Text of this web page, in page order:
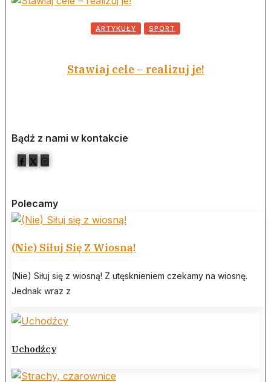
ARTYKUŁY SPORT
Stawiaj cele – realizuj je!
Bądź z nami w kontakcie
Polecamy
(Nie) Siłuj Się Z Wiosną!
(Nie) Siłuj się z wiosną! Z utęsknieniem czekamy na wiosnę.
Jednak wraz z
Uchodźcy